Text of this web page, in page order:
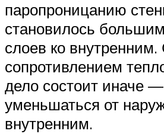
паропроницанию
становилось
слоев ко внутренним.
сопротивлением
дело состоит иначе
уменьшаться от
внутренним.